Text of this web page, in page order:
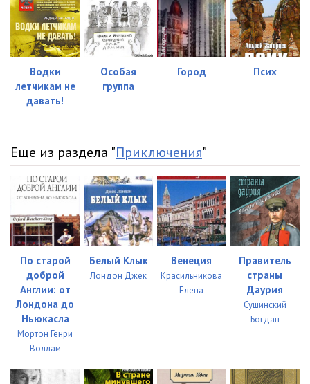
20_matros 09:54
21_matros 10:17
22_matros
23_matros
25_matros
26_matros 09:59
27_matros 10:23
28_matros 10:05
29_matros 10:32
30_matros 10:10
31_matros
32_matros
33_matros 09:56
Водки
летчикам не
давать!
Особая
группа
Город Псих
Еще из раздела "Приключения"
По старой
доброй
Англии: от
Лондона до
Ньюкасла
Мортон Генри
Воллам
Белый Клык
Лондон Джек
Венеция
Красильникова
Елена
Правитель
страны
Даурия
Сушинский
Богдан